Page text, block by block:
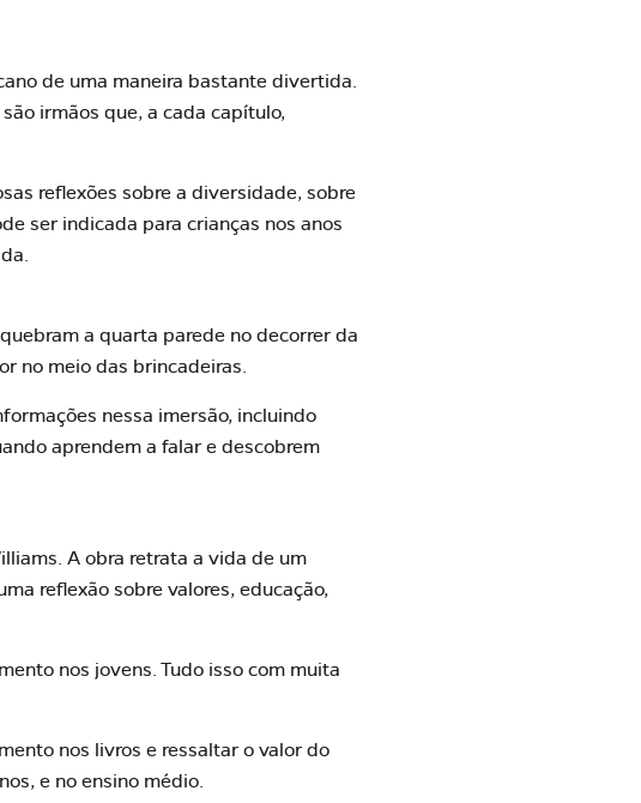
de uma maneira bastante divertida.
irmãos que, a cada capítulo,
reflexões sobre a diversidade, sobre
ser indicada para crianças nos anos
a quarta parede no decorrer da
no meio das brincadeiras.
nessa imersão, incluindo
aprendem a falar e descobrem
A obra retrata a vida de um
reflexão sobre valores, educação,
nos jovens. Tudo isso com muita
nos livros e ressaltar o valor do
e no ensino médio.